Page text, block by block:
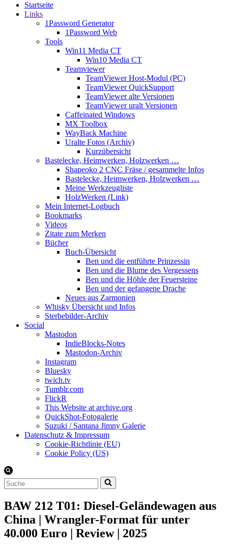
Startseite
Links
1Password Generator
1Password Web
Tools
Win11 Media CT
Win10 Media CT
Teamviewer
TeamViewer Host-Modul (PC)
TeamViewer QuickSupport
TeamViewer alte Versionen
TeamViewer uralt Versionen
Caffeinated Windows
MX Toolbox
WayBack Machine
Uralte Fotos (Archiv)
Kurzübersicht
Bastelecke, Heimwerken, Holzwerken …
Shapeoko 2 CNC Fräse / gesammelte Infos
Bastelecke, Heimwerken, Holzwerken …
Meine Werkzeugliste
HolzWerken (Link)
Mein Internet-Logbuch
Bookmarks
Videos
Zitate zum Merken
Bücher
Buch-Übersicht
Ben und die entführte Prinzessin
Ben und die Blume des Vergessens
Ben und die Höhle der Feuersteine
Ben und der gefangene Drache
Neues aus Zarmonien
Whisky Übersicht und Infos
Sterbebilder-Archiv
Social
Mastodon
IndieBlocks-Notes
Mastodon-Archiv
Instagram
Bluesky
twich.tv
Tumblr.com
FlickR
This Website at archive.org
QuickShot-Fotogalerie
Suzuki / Santana Jimny Galerie
Datenschutz & Impressum
Cookie-Richtlinie (EU)
Cookie Policy (US)
Suchen
nach …
BAW 212 T01: Diesel-Geländewagen aus
China | Wrangler-Format für unter
40.000 Euro | Review | 2025